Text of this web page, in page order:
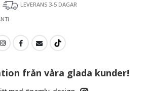
LEVERANS 3-5 DAGAR
från våra glada kunder!